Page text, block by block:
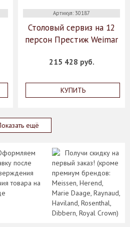
Артикул: 30187
Столовый сервиз на 12
персон Престиж Weimar
215 428 руб.
КУПИТЬ
ещё
после
товара на
Получи скидку на
первый заказ! (кроме
премиум брендов:
Meissen, Herend,
Marie Daage, Raynaud,
Haviland, Rosenthal,
Dibbern, Royal Crown)